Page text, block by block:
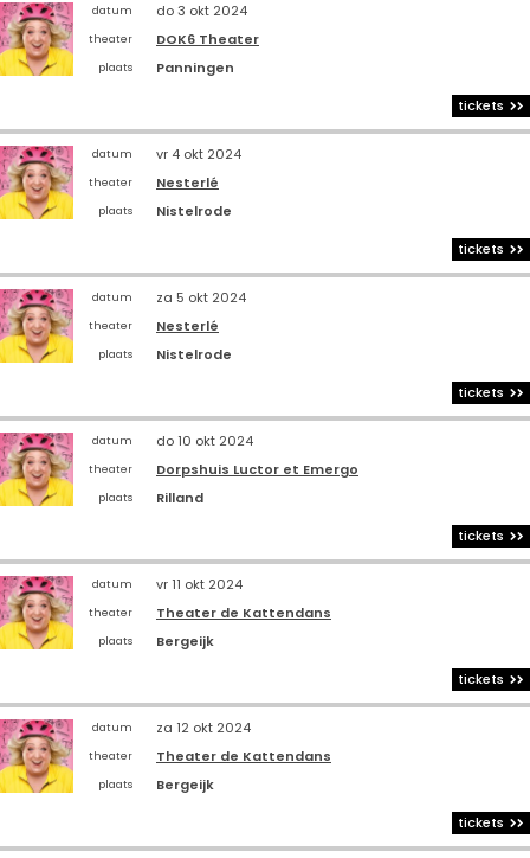
datum do 3 okt 2024
theater DOK6 Theater
plaats
Panningen
tickets
datum vr 4 okt 2024
theater Nesterlé
plaats
Nistelrode
tickets
datum za 5 okt 2024
theater Nesterlé
plaats
Nistelrode
tickets
datum do 10 okt 2024
theater Dorpshuis Luctor et Emergo
plaats
Rilland
tickets
datum vr 11 okt 2024
theater Theater de Kattendans
plaats
Bergeijk
tickets
datum za 12 okt 2024
theater Theater de Kattendans
plaats
Bergeijk
tickets